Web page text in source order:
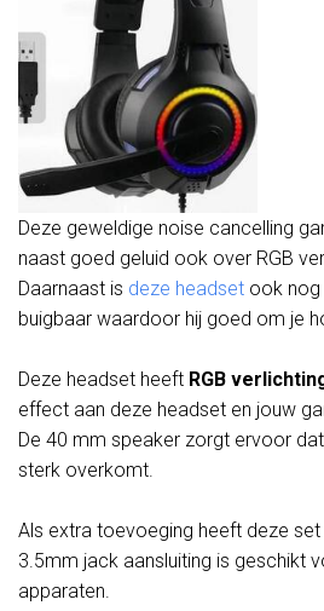
Deze geweldige noise cancelling
naast goed geluid ook over RGB
Daarnaast is deze headset ook nog
buigbaar waardoor hij goed om je
Deze headset heeft RGB
effect aan deze headset en jouw
De 40 mm speaker zorgt ervoor
sterk overkomt.
Als extra toevoeging heeft deze
3.5mm jack aansluiting is geschikt
apparaten.